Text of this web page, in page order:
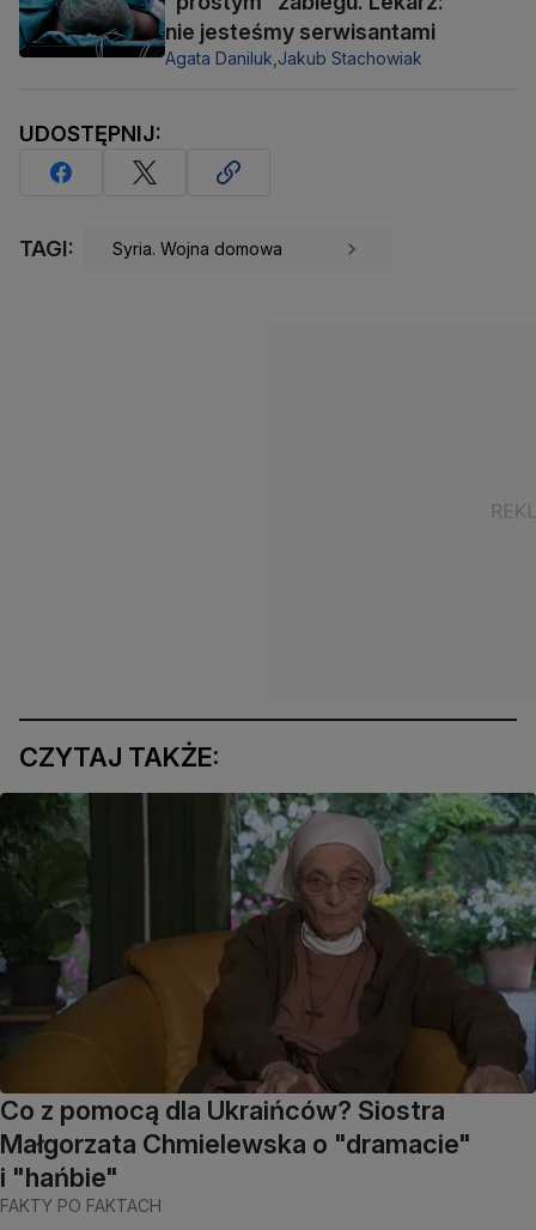
nie jesteśmy serwisantami
Agata Daniluk, Jakub Stachowiak
UDOSTĘPNIJ:
TAGI: Syria. Wojna domowa
CZYTAJ TAKŻE:
Co z pomocą dla Ukraińców? Siostra
Małgorzata Chmielewska o "dramacie"
i "hańbie"
FAKTY PO FAKTACH